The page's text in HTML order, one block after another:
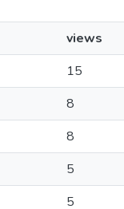
views
15
8
8
5
5